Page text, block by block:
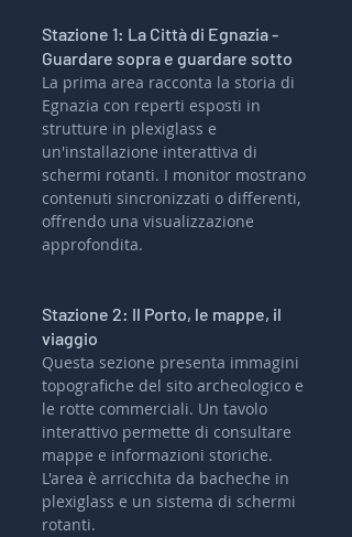
Stazione 1: La Città di Egnazia -
Guardare sopra e guardare sotto
La prima area racconta la storia di
Egnazia con reperti esposti in
strutture in plexiglass e
un'installazione interattiva di
schermi rotanti. I monitor mostrano
contenuti sincronizzati o differenti,
offrendo una visualizzazione
approfondita.
Stazione 2: Il Porto, le mappe, il
viaggio
Questa sezione presenta immagini
topografiche del sito archeologico e
le rotte commerciali. Un tavolo
interattivo permette di consultare
mappe e informazioni storiche.
L'area è arricchita da bacheche in
plexiglass e un sistema di schermi
rotanti.